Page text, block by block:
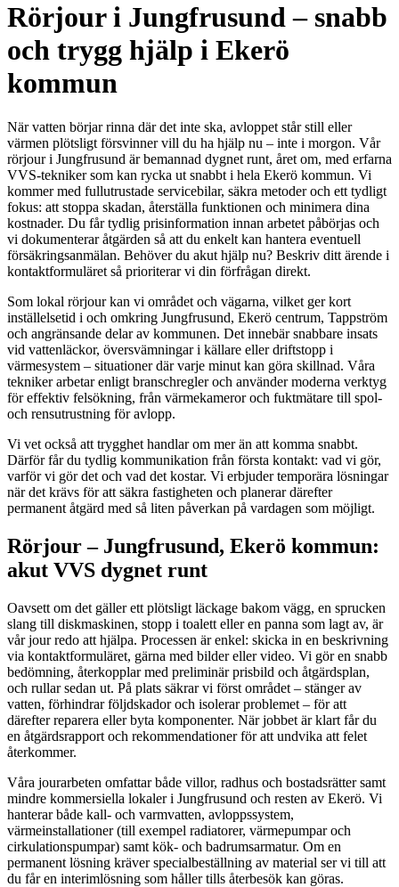
Rörjour i Jungfrusund – snabb
och trygg hjälp i Ekerö
kommun
När vatten börjar rinna där det inte ska, avloppet står still eller
värmen plötsligt försvinner vill du ha hjälp nu – inte i morgon. Vår
rörjour i Jungfrusund är bemannad dygnet runt, året om, med erfarna
VVS-tekniker som kan rycka ut snabbt i hela Ekerö kommun. Vi
kommer med fullutrustade servicebilar, säkra metoder och ett tydligt
fokus: att stoppa skadan, återställa funktionen och minimera dina
kostnader. Du får tydlig prisinformation innan arbetet påbörjas och
vi dokumenterar åtgärden så att du enkelt kan hantera eventuell
försäkringsanmälan. Behöver du akut hjälp nu? Beskriv ditt ärende i
kontaktformuläret så prioriterar vi din förfrågan direkt.
Som lokal rörjour kan vi området och vägarna, vilket ger kort
inställelsetid i och omkring Jungfrusund, Ekerö centrum, Tappström
och angränsande delar av kommunen. Det innebär snabbare insats
vid vattenläckor, översvämningar i källare eller driftstopp i
värmesystem – situationer där varje minut kan göra skillnad. Våra
tekniker arbetar enligt branschregler och använder moderna verktyg
för effektiv felsökning, från värmekameror och fuktmätare till spol-
och rensutrustning för avlopp.
Vi vet också att trygghet handlar om mer än att komma snabbt.
Därför får du tydlig kommunikation från första kontakt: vad vi gör,
varför vi gör det och vad det kostar. Vi erbjuder temporära lösningar
när det krävs för att säkra fastigheten och planerar därefter
permanent åtgärd med så liten påverkan på vardagen som möjligt.
Rörjour – Jungfrusund, Ekerö kommun:
akut VVS dygnet runt
Oavsett om det gäller ett plötsligt läckage bakom vägg, en sprucken
slang till diskmaskinen, stopp i toalett eller en panna som lagt av, är
vår jour redo att hjälpa. Processen är enkel: skicka in en beskrivning
via kontaktformuläret, gärna med bilder eller video. Vi gör en snabb
bedömning, återkopplar med preliminär prisbild och åtgärdsplan,
och rullar sedan ut. På plats säkrar vi först området – stänger av
vatten, förhindrar följdskador och isolerar problemet – för att
därefter reparera eller byta komponenter. När jobbet är klart får du
en åtgärdsrapport och rekommendationer för att undvika att felet
återkommer.
Våra jourarbeten omfattar både villor, radhus och bostadsrätter samt
mindre kommersiella lokaler i Jungfrusund och resten av Ekerö. Vi
hanterar både kall- och varmvatten, avloppssystem,
värmeinstallationer (till exempel radiatorer, värmepumpar och
cirkulationspumpar) samt kök- och badrumsarmatur. Om en
permanent lösning kräver specialbeställning av material ser vi till att
du får en interimlösning som håller tills återbesök kan göras.